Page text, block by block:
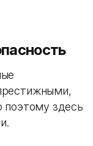
поэтому здесь